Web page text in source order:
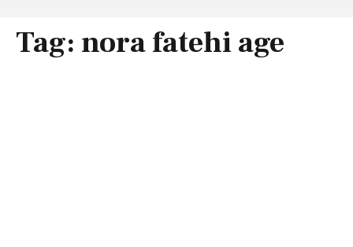
Tag: nora fatehi age